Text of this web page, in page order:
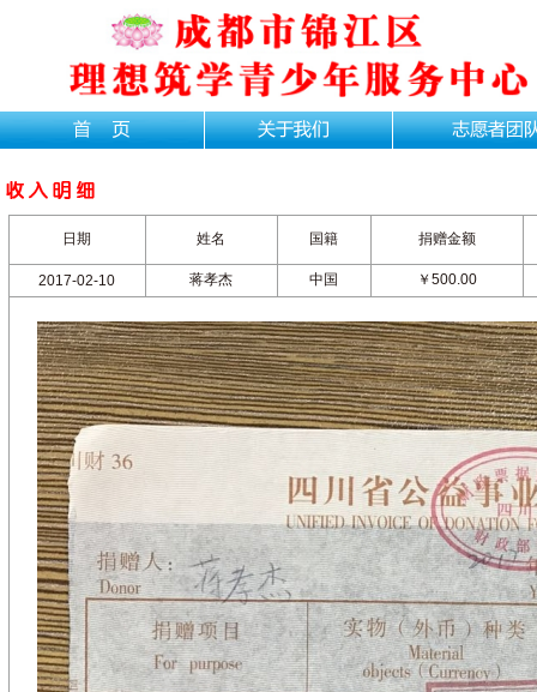
日期 姓名 国籍 捐赠金额
2017-02-10 蒋孝杰 中国 ￥500.00